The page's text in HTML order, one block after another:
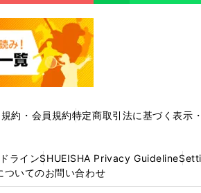
約・会員規約特定商取引法に基づく表示
ラインSHUEISHA Privacy Guideline
ついてのお問い合わせ